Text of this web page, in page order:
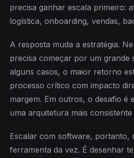
precisa ganhar escala primeiro:
logística, onboarding, vendas,
A resposta muda a estratégia.
precisa começar por um grande
alguns casos, o maior retorno
processo crítico com impacto
margem. Em outros, o desafio é
uma arquitetura mais
Escalar com software, portanto,
ferramenta da vez. É desenhar